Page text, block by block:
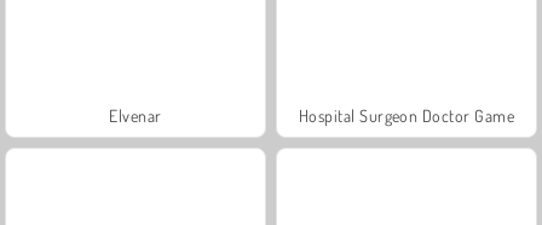
Elvenar Hospital Surgeon Doctor Game